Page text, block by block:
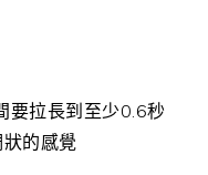
要拉長到至少0.6秒
的感覺